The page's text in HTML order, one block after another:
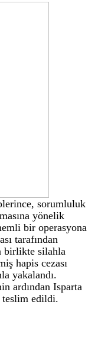
sorumluluk
yönelik
bir operasyona
tarafından
birlikte silahla
hapis cezası
yakalandı.
ardından Isparta
teslim edildi.